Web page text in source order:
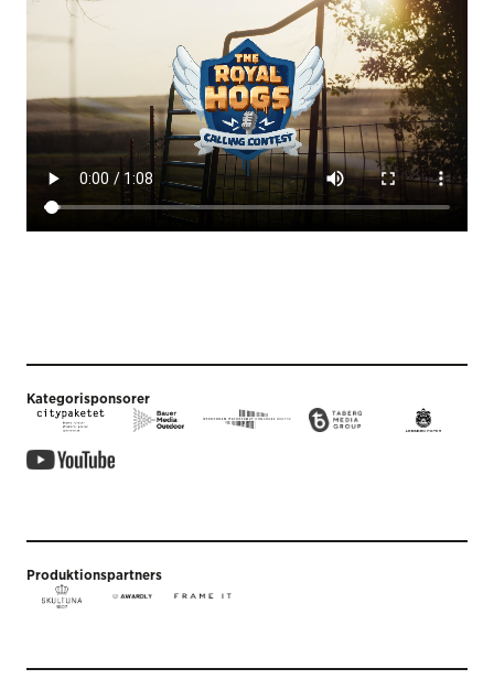
Kategorisponsorer
Produktionspartners